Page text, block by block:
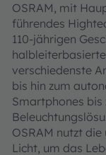
OSRAM, mit
führendes
110-jährigen
verschiedenste
bis hin zum
Smartphones bis
OSRAM nutzt
Licht, um das